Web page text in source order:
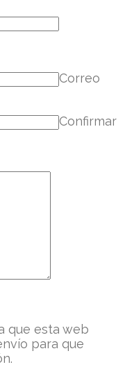
Correo
Confirmar
que esta web
para que